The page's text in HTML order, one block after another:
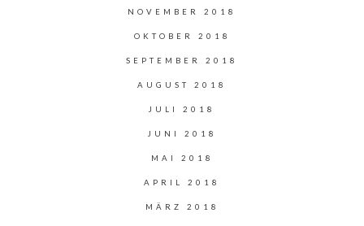
NOVEMBER 2018
OKTOBER 2018
SEPTEMBER 2018
AUGUST 2018
JULI 2018
JUNI 2018
MAI 2018
APRIL 2018
MÄRZ 2018